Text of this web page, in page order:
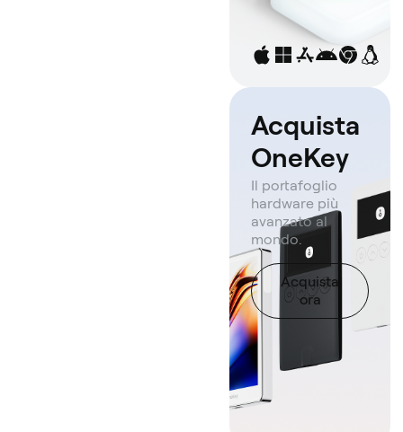
Acquista
OneKey
Il portafoglio
hardware più
avanzato al
mondo.
Acquista
ora